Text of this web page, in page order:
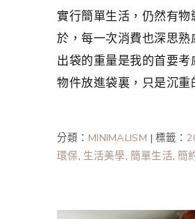
實行簡單生活，仍然有
於，每一次消費也深思
出袋的重量是我的首要
物件放進袋裏，只是沉重
分類： MINIMALISM | 標籤：
環保, 生活美學, 簡單生活, 簡